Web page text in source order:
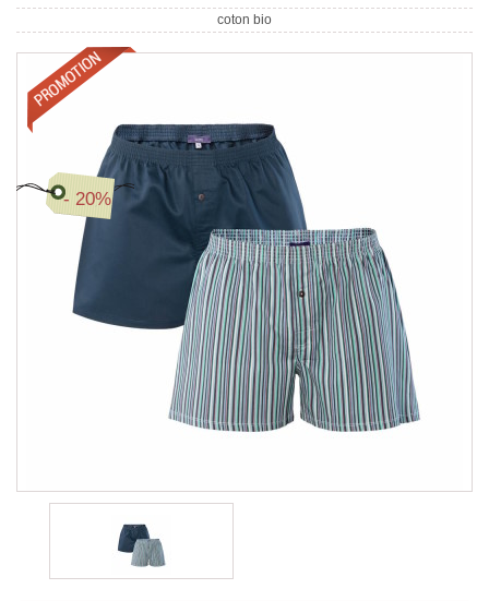
Chaussures & Sacs
Accessoires
Linge de maison
Marques
Chèques Cadeaux
PROMOTIONS
coton bio
Promotions
- 20%